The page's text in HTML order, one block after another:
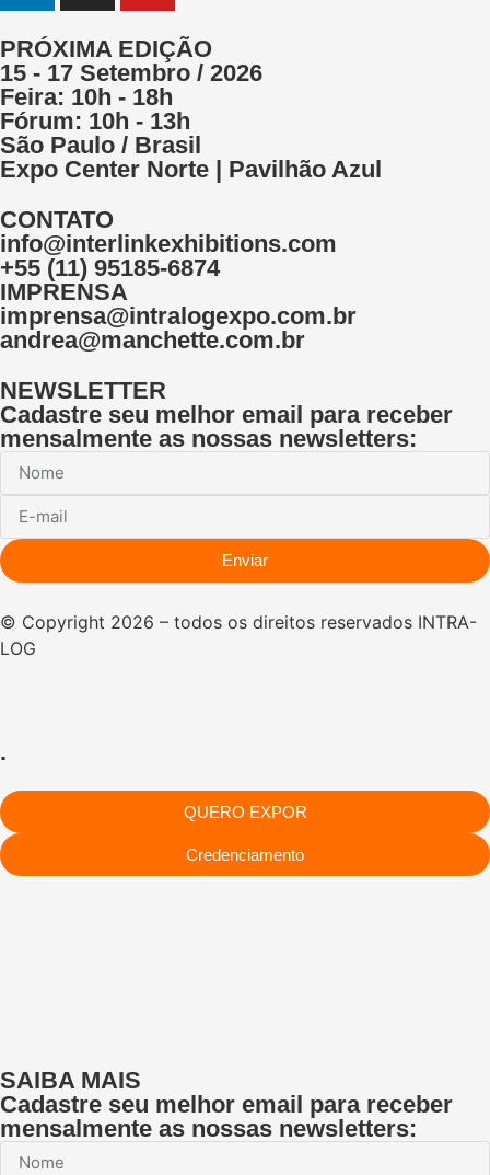
PRÓXIMA EDIÇÃO
15 - 17 Setembro / 2026
Feira: 10h - 18h
Fórum: 10h - 13h
São Paulo / Brasil
Expo Center Norte | Pavilhão Azul
CONTATO
info@interlinkexhibitions.com
+55 (11) 95185-6874
IMPRENSA
imprensa@intralogexpo.com.br
andrea@manchette.com.br
NEWSLETTER
Cadastre seu melhor email para receber
mensalmente as nossas newsletters:
Enviar
© Copyright 2026 – todos os direitos reservados INTRA-
LOG
.
QUERO EXPOR
Credenciamento
SAIBA MAIS
Cadastre seu melhor email para receber
mensalmente as nossas newsletters: